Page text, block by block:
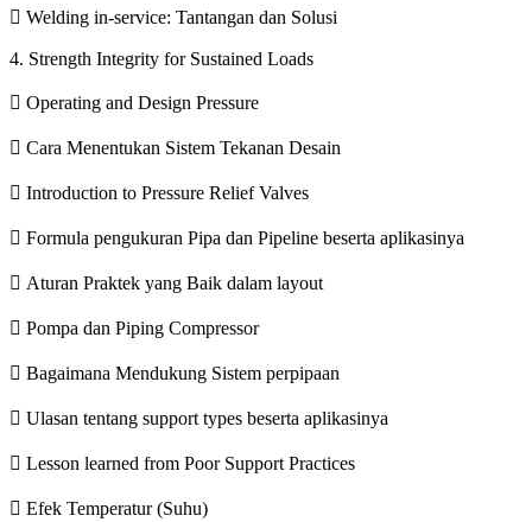
 Welding in-service: Tantangan dan Solusi
4. Strength Integrity for Sustained Loads
 Operating and Design Pressure
 Cara Menentukan Sistem Tekanan Desain
 Introduction to Pressure Relief Valves
 Formula pengukuran Pipa dan Pipeline beserta aplikasinya
 Aturan Praktek yang Baik dalam layout
 Pompa dan Piping Compressor
 Bagaimana Mendukung Sistem perpipaan
 Ulasan tentang support types beserta aplikasinya
 Lesson learned from Poor Support Practices
 Efek Temperatur (Suhu)